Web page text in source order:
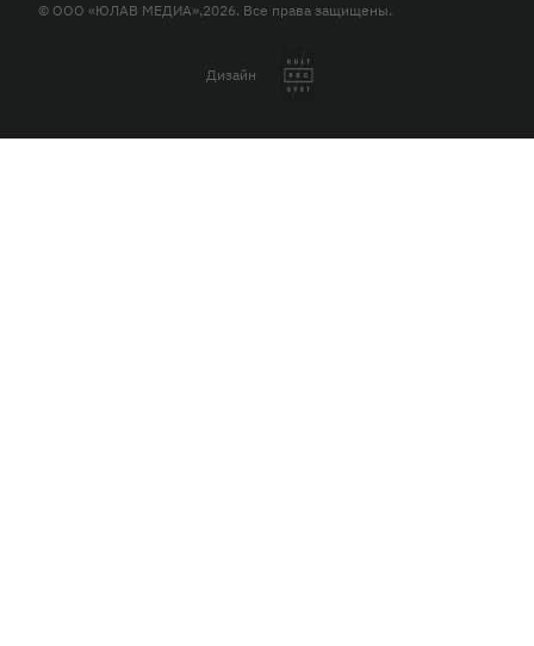
© ООО «ЮЛАВ МЕДИА»,2026. Все права защищены.
Дизайн